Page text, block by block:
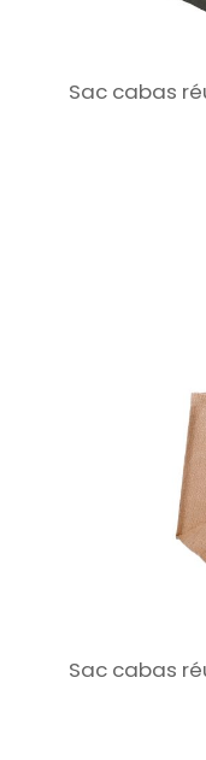
Sac cabas
Sac cabas